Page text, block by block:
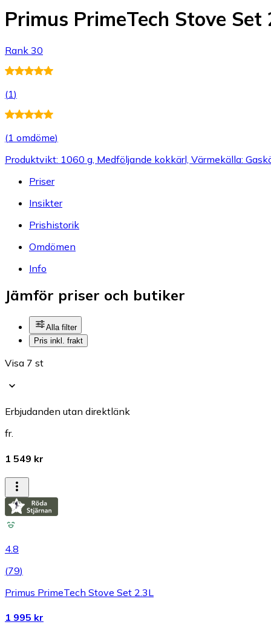
Primus PrimeTech Stove Set
Rank 30
(1)
(1 omdöme)
Produktvikt: 1060 g, Medföljande kokkärl, Värmekälla:
Priser
Insikter
Prishistorik
Omdömen
Info
Jämför priser och butiker
Alla filter
Pris inkl. frakt
Visa 7 st
Erbjudanden utan direktlänk
fr.
1 549 kr
4.8
(79)
Primus PrimeTech Stove Set 2.3L
1 995 kr